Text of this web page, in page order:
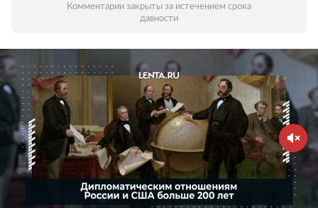
Комментарии закрыты за истечением срока
давности